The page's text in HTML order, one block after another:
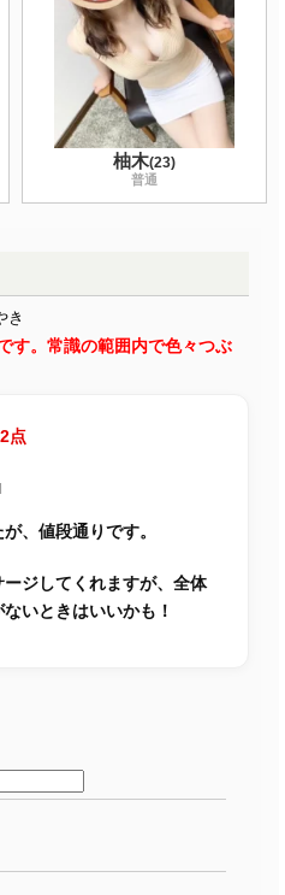
柚木(23)
普通
き
す。常識の範囲内で色々つぶ
2点
、値段通りです。
ジしてくれますが、全体
いときはいいかも！